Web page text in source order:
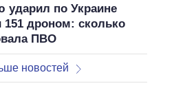
ударил по Украине
151 дроном: сколько
ПВО
новостей